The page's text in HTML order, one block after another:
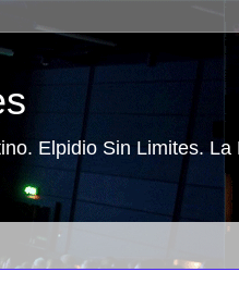
Elpidio Sin Limites.